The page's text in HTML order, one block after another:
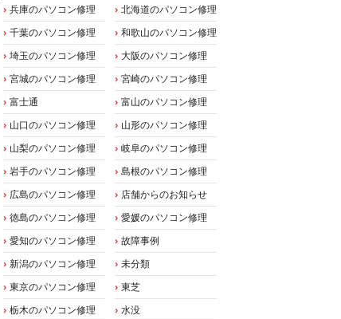
兵庫のパソコン修理
北海道のパソコン修理
千葉のパソコン修理
和歌山のパソコン修理
埼玉のパソコン修理
大阪のパソコン修理
宮城のパソコン修理
宮崎のパソコン修理
富士通
富山のパソコン修理
山口のパソコン修理
山形のパソコン修理
山梨のパソコン修理
岐阜のパソコン修理
岩手のパソコン修理
島根のパソコン修理
広島のパソコン修理
店舗からのお知らせ
徳島のパソコン修理
愛媛のパソコン修理
愛知のパソコン修理
故障事例
新潟のパソコン修理
未分類
東京のパソコン修理
東芝
栃木のパソコン修理
水没